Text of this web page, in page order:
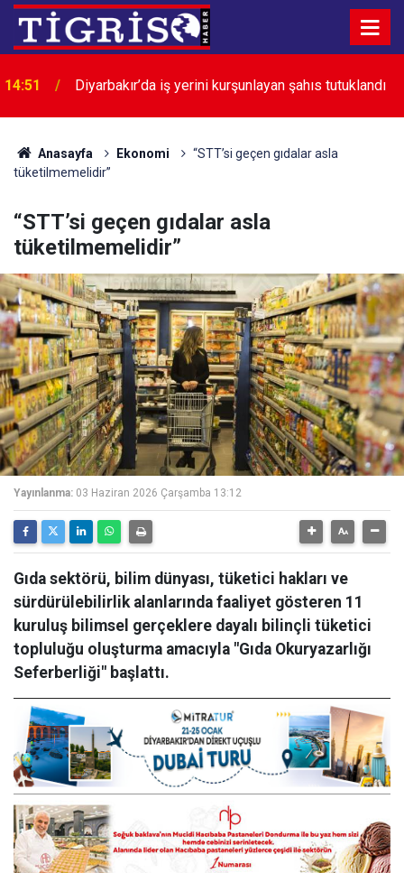
14:39 Diyarbakır’da çocuklar ve gençler yüzme öğreniyor
Anasayfa Ekonomi
“STT’si geçen gıdalar asla
tüketilmemelidir”
“STT’si geçen gıdalar asla
tüketilmemelidir”
Yayınlanma: 03 Haziran 2026 Çarşamba 13:12
Gıda sektörü, bilim dünyası, tüketici hakları ve
sürdürülebilirlik alanlarında faaliyet gösteren 11
kuruluş bilimsel gerçeklere dayalı bilinçli tüketici
topluluğu oluşturma amacıyla "Gıda Okuryazarlığı
Seferberliği" başlattı.